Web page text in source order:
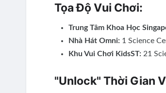
Tọa Độ Vui Chơi:
Trung Tâm Khoa Học
Nhà Hát Omni: 1 Science
Khu Vui Chơi KidsST: 21
"Unlock" Thời Gian